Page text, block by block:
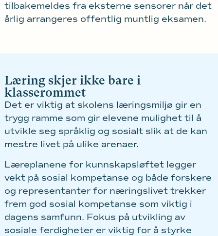
tilbakemeldes fra eksterne sensorer når det
årlig arrangeres offentlig muntlig eksamen.
Læring skjer ikke bare i
klasserommet
Det er viktig at skolens læringsmiljø gir en
trygg ramme som gir elevene mulighet til å
utvikle seg språklig og sosialt slik at de kan
mestre livet på ulike arenaer.
Læreplanene for kunnskapsløftet legger
vekt på sosial kompetanse og både forskere
og representanter for næringslivet trekker
frem god sosial kompetanse som viktig i
dagens samfunn. Fokus på utvikling av
sosiale ferdigheter er viktig for å styrke